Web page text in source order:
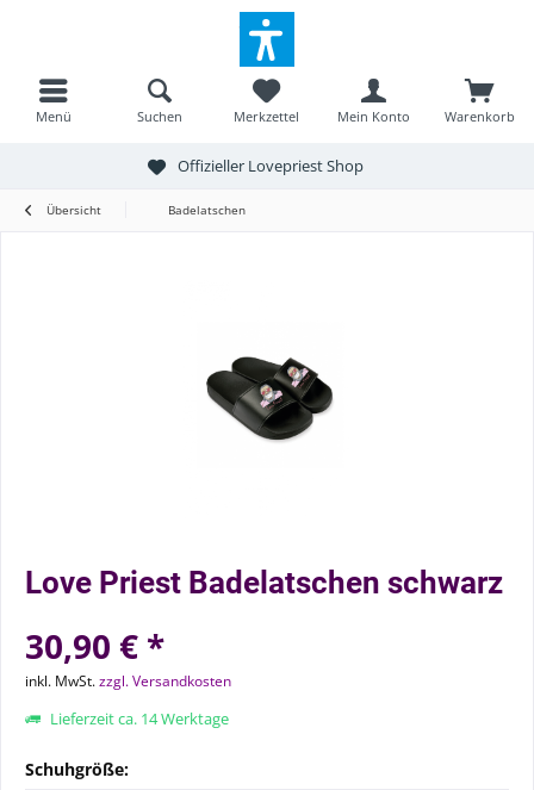
Menü Warenkorb
Merkzettel Mein Konto
Suchen
Offizieller Lovepriest Shop
Übersicht Badelatschen
Love Priest Badelatschen schwarz
30,90 € *
inkl. MwSt.zzgl. Versandkosten
Lieferzeit ca. 14 Werktage
Schuhgröße: